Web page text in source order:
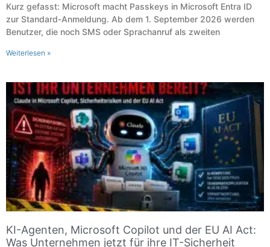
Kurz gefasst: Microsoft macht Passkeys in Microsoft Entra ID
zur Standard-Anmeldung. Ab dem 1. September 2026 werden
Benutzer, die noch SMS oder Sprachanruf als zweiten
Weiterlesen »
KI-Agenten, Microsoft Copilot und der EU AI Act:
Was Unternehmen jetzt für ihre IT-Sicherheit